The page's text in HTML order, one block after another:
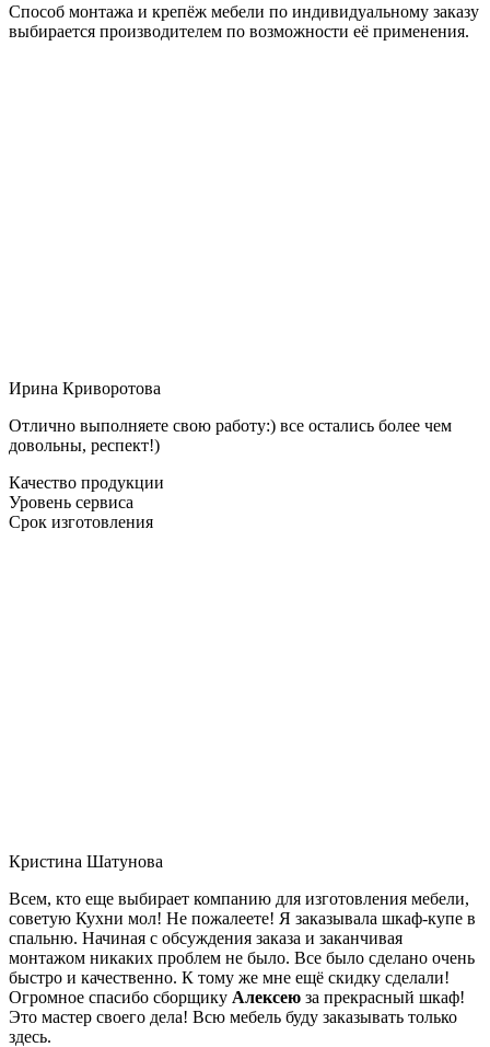
Способ монтажа и крепёж мебели по индивидуальному заказу
выбирается производителем по возможности её применения.
Ирина Криворотова
Отлично выполняете свою работу:) все остались более чем
довольны, респект!)
Качество продукции
Уровень сервиса
Срок изготовления
Кристина Шатунова
Всем, кто еще выбирает компанию для изготовления мебели,
советую Кухни мол! Не пожалеете! Я заказывала шкаф-купе в
спальню. Начиная с обсуждения заказа и заканчивая
монтажом никаких проблем не было. Все было сделано очень
быстро и качественно. К тому же мне ещё скидку сделали!
Огромное спасибо сборщику Алексею за прекрасный шкаф!
Это мастер своего дела! Всю мебель буду заказывать только
здесь.